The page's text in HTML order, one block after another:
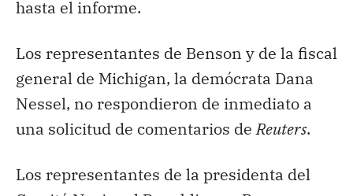
hasta el informe.
Los representantes de Benson y de la fiscal
general de Michigan, la demócrata Dana
Nessel, no respondieron de inmediato a
una solicitud de comentarios deReuters.
Los representantes de la presidenta del